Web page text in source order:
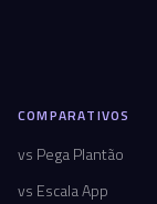
COMPARATIVOS
vs Pega Plantão
vs Escala App